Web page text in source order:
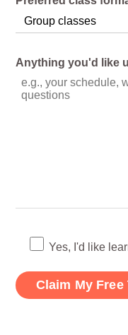
Anything you'd like
Yes, I'd like